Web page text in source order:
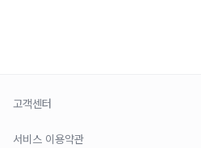
고객센터
서비스 이용약관